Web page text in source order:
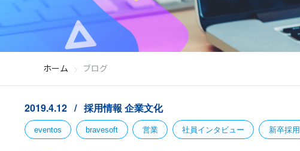
ホーム ブログ
2019.4.12 採用情報 企業文化
eventos bravesoft 営業 社員インタビュー 新卒採用